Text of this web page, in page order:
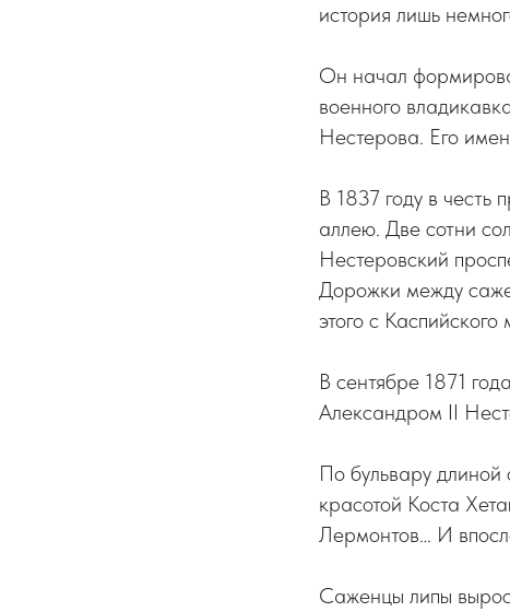
история лишь
Он начал
военного
Нестерова. Его
В 1837 году в
аллею. Две сотни
Нестеровский
Дорожки между
этого с
В сентябре 1871
Александром II
По бульвару длиной
красотой Коста
Лермонтов… И
Саженцы липы